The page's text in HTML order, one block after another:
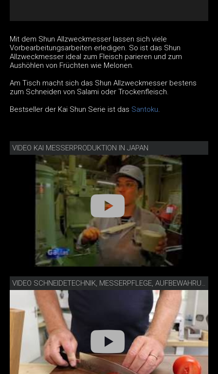
Mit dem Shun Allzweckmesser lassen sich viele
Vorbearbeitungsarbeiten erledigen. So ist das Shun
Allzweckmesser ideal zum Fleisch parieren und zum
Aushöhlen von Früchten wie Melonen.
Am Tisch macht sich das Shun Allzweckmesser bestens
zum Schneiden von Salami oder Trockenfleisch.
Bestseller der Kai Shun Serie ist das Santoku.
VIDEO KAI MESSERPRODUKTION IN JAPAN
VIDEO SCHNEIDETECHNIK, MESSERPFLEGE, AUFBEWAHRUNG